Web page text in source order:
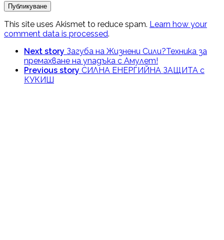
This site uses Akismet to reduce spam. Learn how your
comment data is processed.
Next story Загуба на Жизнени Сили?Техника за
премахване на упадъка с Амулет!
Previous story СИЛНА ЕНЕРГИЙНА ЗАЩИТА с
КУКИШ